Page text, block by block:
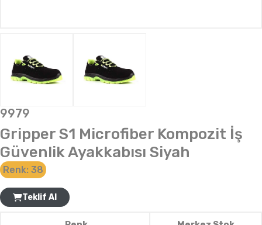
9979
Gripper S1 Microfiber Kompozit İş
Güvenlik Ayakkabısı Siyah
Renk: 38
Teklif Al